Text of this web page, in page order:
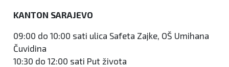
KANTON SARAJEVO
09:00 do 10:00 sati ulica Safeta Zajke, OŠ Umihana
Čuvidina
10:30 do 12:00 sati Put života